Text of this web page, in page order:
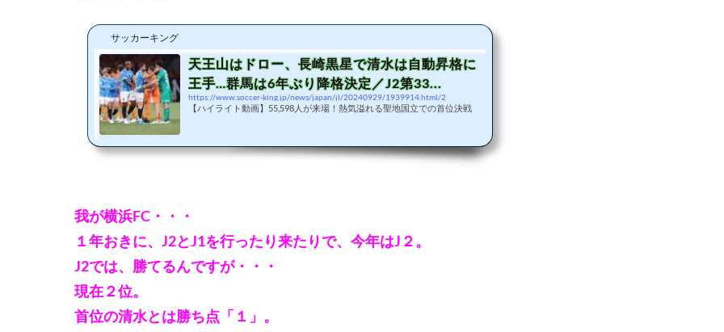
サッカーキング
天王山はドロー、長崎黒星で清水は自動昇格に
王手…群馬は6年ぶり降格決定／J2第33...
https://www.soccer-king.jp/news/japan/jl/20240929/1939914.html/2
【ハイライト動画】55,598人が来場！熱気溢れる聖地国立での首位決戦
我が横浜FC・・・
１年おきに、J2とJ1を行ったり来たりで、今年はJ２。
J2では、勝てるんですが・・・
現在２位。
首位の清水とは勝ち点「１」。